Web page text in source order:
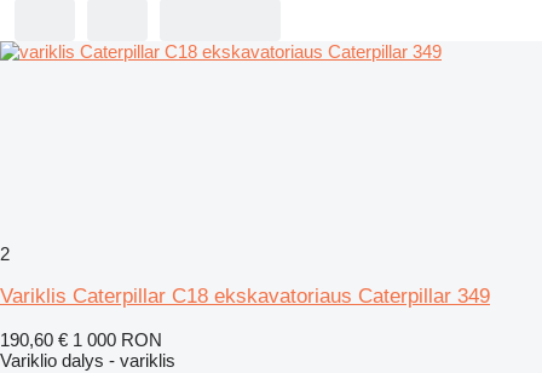
2
Variklis Caterpillar C18 ekskavatoriaus Caterpillar 349
190,60 € 1 000 RON
Variklio dalys - variklis